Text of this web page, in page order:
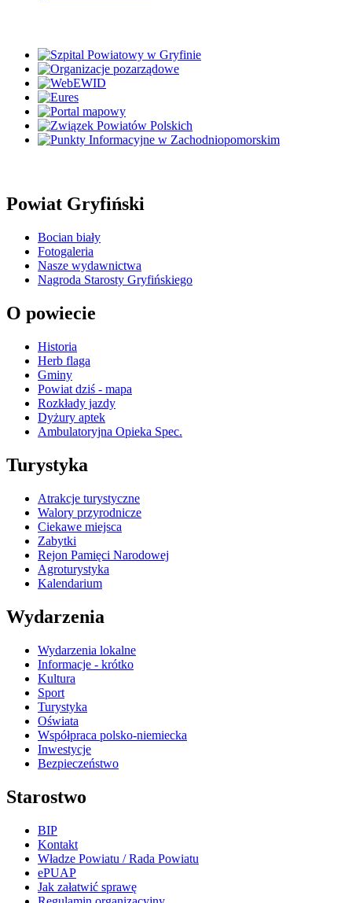
Powiat Gryfiński
Bocian biały
Fotogaleria
Nasze wydawnictwa
Nagroda Starosty Gryfińskiego
O powiecie
Historia
Herb flaga
Gminy
Powiat dziś - mapa
Rozkłady jazdy
Dyżury aptek
Ambulatoryjna Opieka Spec.
Turystyka
Atrakcje turystyczne
Walory przyrodnicze
Ciekawe miejsca
Zabytki
Rejon Pamięci Narodowej
Agroturystyka
Kalendarium
Wydarzenia
Wydarzenia lokalne
Informacje - krótko
Kultura
Sport
Turystyka
Oświata
Współpraca polsko-niemiecka
Inwestycje
Bezpieczeństwo
Starostwo
BIP
Kontakt
Władze Powiatu / Rada Powiatu
ePUAP
Jak załatwić sprawę